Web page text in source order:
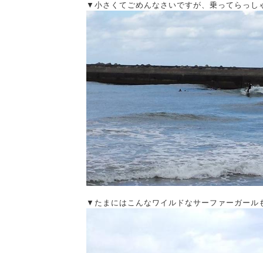
▼小さくてごめんなさいですが、乗ってらっし
▼たまにはこんなワイルドなサーファーガール